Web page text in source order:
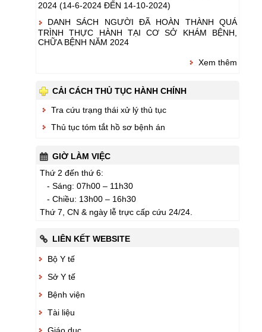
2024 (14-6-2024 ĐẾN 14-10-2024)
DANH SÁCH NGƯỜI ĐÃ HOÀN THÀNH QUÁ
TRÌNH THỰC HÀNH TẠI CƠ SỞ KHÁM BỆNH,
CHỮA BỆNH NĂM 2024
Xem thêm
CẢI CÁCH THỦ TỤC HÀNH CHÍNH
Tra cứu trạng thái xử lý thủ tục
Thủ tục tóm tắt hồ sơ bệnh án
GIỜ LÀM VIỆC
Thứ 2 đến thứ 6:
- Sáng: 07h00 – 11h30
- Chiều: 13h00 – 16h30
Thứ 7, CN & ngày lễ trực cấp cứu 24/24.
LIÊN KẾT WEBSITE
Bộ Y tế
Sở Y tế
Bệnh viện
Tài liệu
Giáo dục